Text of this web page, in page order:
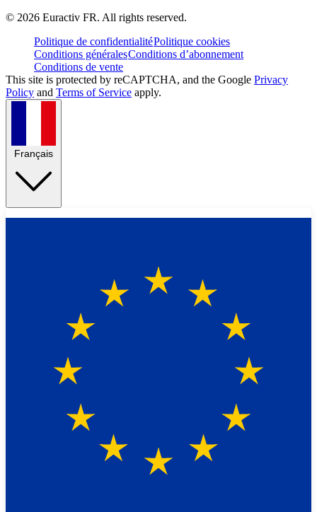
© 2026 Euractiv FR. All rights reserved.
Politique de confidentialitéPolitique cookies
Conditions généralesConditions d’abonnement
Conditions de vente
This site is protected by reCAPTCHA, and the Google Privacy
Policy and Terms of Service apply.
Français